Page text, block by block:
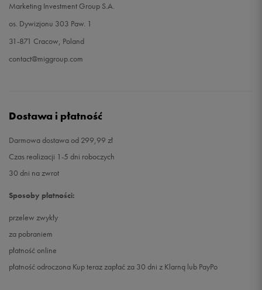
Marketing Investment Group S.A.
os. Dywizjonu 303 Paw. 1
31-871 Cracow, Poland
contact@miggroup.com
Dostawa i płatność
Darmowa dostawa od 299,99 zł
Czas realizacji 1-5 dni roboczych
30 dni na zwrot
Sposoby płatności:
przelew zwykły
za pobraniem
płatność online
płatność odroczona Kup teraz zapłać za 30 dni z Klarną lub PayPo